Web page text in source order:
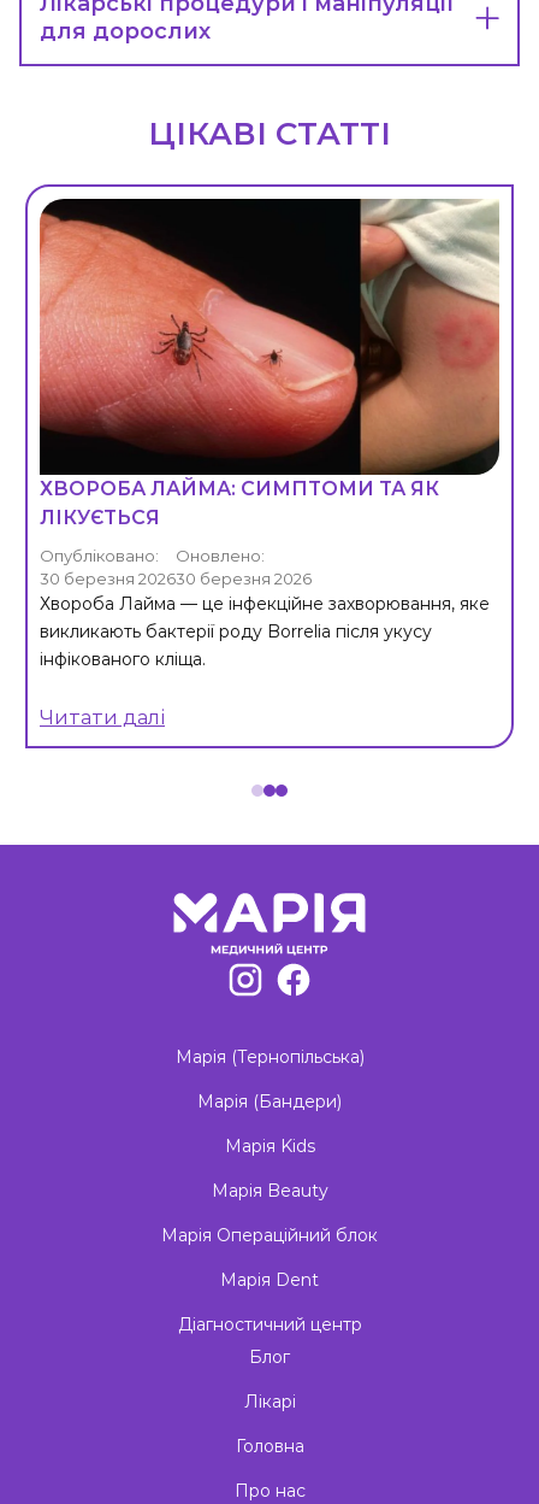
для дорослих
ЦІКАВІ СТАТТІ
ХВОРОБА ЛАЙМА: СИМПТОМИ ТА ЯК
ЛІКУЄТЬСЯ
Опубліковано:
30 березня 2026
Оновлено:
30 березня 2026
Хвороба Лайма — це інфекційне захворювання, яке
викликають бактерії роду Borrelia після укусу
інфікованого кліща.
Читати далі
1
Марія (Тернопільська)
Марія (Бандери)
Марія Kids
Марія Beauty
Марія Операційний блок
Марія Dent
Діагностичний центр
Блог
Лікарі
Головна
Про нас